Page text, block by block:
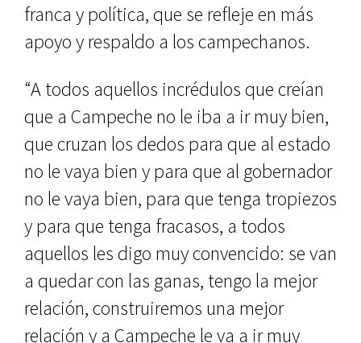
franca y política, que se refleje en más
apoyo y respaldo a los campechanos.
“A todos aquellos incrédulos que creían
que a Campeche no le iba a ir muy bien,
que cruzan los dedos para que al estado
no le vaya bien y para que al gobernador
no le vaya bien, para que tenga tropiezos
y para que tenga fracasos, a todos
aquellos les digo muy convencido: se van
a quedar con las ganas, tengo la mejor
relación, construiremos una mejor
relación y a Campeche le va a ir muy